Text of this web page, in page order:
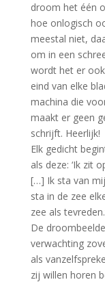
droom het één
hoe onlogisch
meestal niet,
om in een
wordt het er
eind van elke
machina die
maakt er geen
schrijft. Heerlijk!
Elk gedicht
als deze: ‘Ik zit
[…] Ik sta van
sta in de zee
zee als
De
verwachting
als
zij willen horen